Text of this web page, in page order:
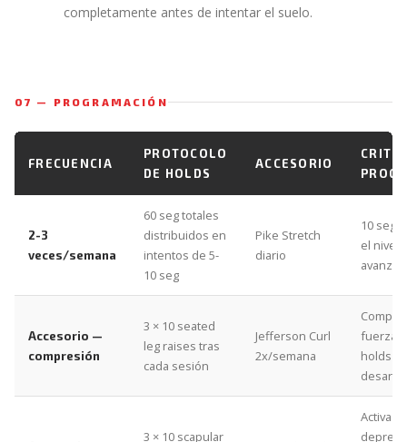
completamente antes de intentar el suelo.
07 — PROGRAMACIÓN
FRECUENCIA
PROTOCOLO
DE HOLDS
ACCESORIO
2-3
veces/semana
60 seg totales
distribuidos en
intentos de 5-
10 seg
Pike Stretch
diario
10 seg
el nivel
avanzar
Accesorio —
compresión
3 × 10 seated
leg raises tras
cada sesión
Jefferson Curl
2x/semana
fuerza
holds
3 × 10 scapular
Activa la